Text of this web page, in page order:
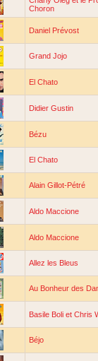
Choron
Daniel Prévost
Grand Jojo
El Chato
Didier Gustin
Bézu
El Chato
Alain Gillot-Pétré
Aldo Maccione
Aldo Maccione
Allez les Bleus
Au Bonheur des
Basile Boli et Chris
Béjo